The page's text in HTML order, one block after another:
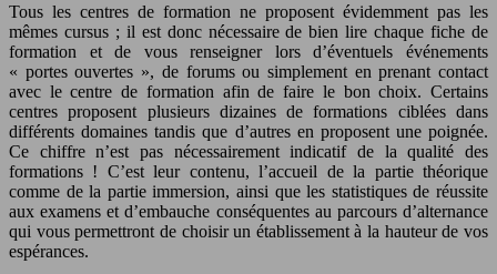
Tous les centres de formation ne proposent évidemment pas les
mêmes cursus ; il est donc nécessaire de bien lire chaque fiche de
formation et de vous renseigner lors d’éventuels événements
« portes ouvertes », de forums ou simplement en prenant contact
avec le centre de formation afin de faire le bon choix. Certains
centres proposent plusieurs dizaines de formations ciblées dans
différents domaines tandis que d’autres en proposent une poignée.
Ce chiffre n’est pas nécessairement indicatif de la qualité des
formations ! C’est leur contenu, l’accueil de la partie théorique
comme de la partie immersion, ainsi que les statistiques de réussite
aux examens et d’embauche conséquentes au parcours d’alternance
qui vous permettront de choisir un établissement à la hauteur de vos
espérances.